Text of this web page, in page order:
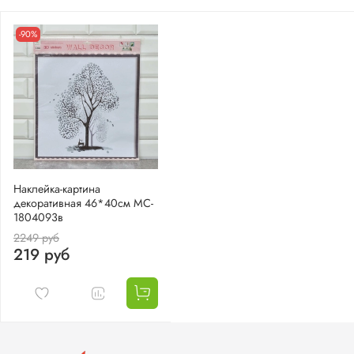
-90%
Наклейка-картина
декоративная 46*40см MC-
1804093в
2249 руб
219 руб